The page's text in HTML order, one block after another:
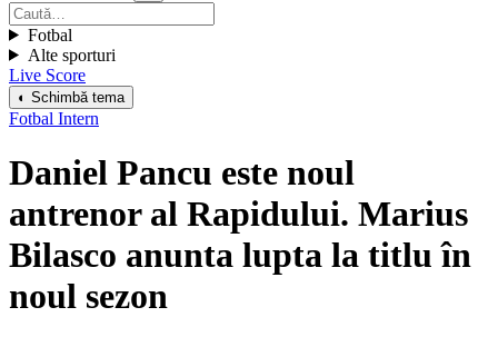
Fotbal
Alte sporturi
Live Score
◐ Schimbă tema
Fotbal Intern
Daniel Pancu este noul
antrenor al Rapidului. Marius
Bilasco anunta lupta la titlu în
noul sezon